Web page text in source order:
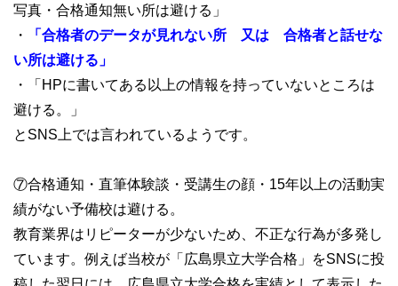
写真・合格通知無い所は避ける」
・
「合格者のデータが見れない所 又は 合格者と話せな
い所は避ける」
・「HPに書いてある以上の情報を持っていないところは
避ける。」
とSNS上では言われているようです。
⑦合格通知・直筆体験談・受講生の顔・15年以上の活動実
績がない予備校は避ける。
教育業界はリピーターが少ないため、不正な行為が多発し
ています。例えば当校が「広島県立大学合格」をSNSに投